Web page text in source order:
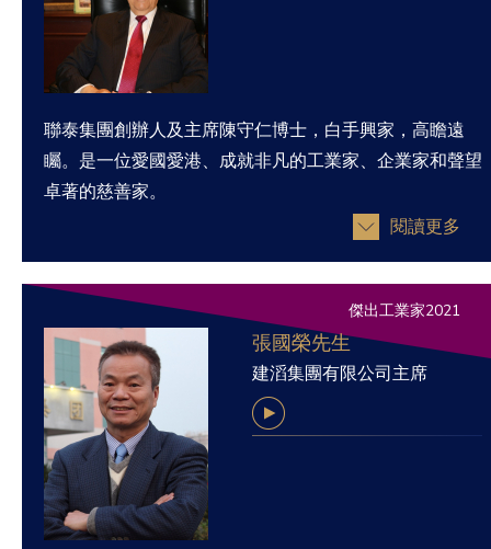
聯泰集團創辦人及主席陳守仁博士，白手興家，高瞻遠
矚。是一位愛國愛港、成就非凡的工業家、企業家和聲望
卓著的慈善家。
閱讀更多
傑出工業家2021
張國榮先生
建滔集團有限公司主席